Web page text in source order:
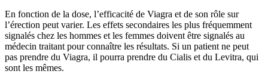
En fonction de la dose, l’efficacité de Viagra et de son rôle sur
l’érection peut varier. Les effets secondaires les plus fréquemment
signalés chez les hommes et les femmes doivent être signalés au
médecin traitant pour connaître les résultats. Si un patient ne peut
pas prendre du Viagra, il pourra prendre du Cialis et du Levitra, qui
sont les mêmes.